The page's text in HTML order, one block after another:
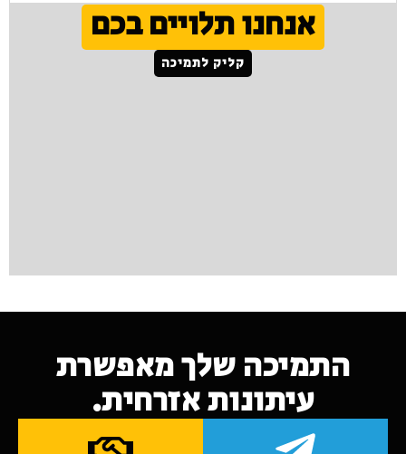
אנחנו תלויים בכם
קליק לתמיכה
התמיכה שלך מאפשרת
עיתונות אזרחית.